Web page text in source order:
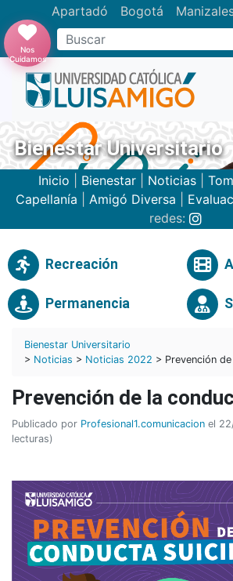
Apartadó Bogotá
Buscar
Nos
Cuidamos
Bienestar Universitario
Inicio Bienestar Noticias
Capellanía
Amigó Diversa
redes:
Recreación
Permanencia
Bienestar Universitario
> Noticias > Noticias 2022 > Prevención
Prevención de la
Publicado por Profesional1.comunicacion el
lecturas)